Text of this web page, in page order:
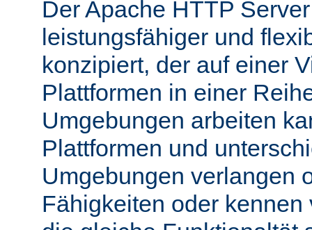
Der Apache HTTP
leistungsfähiger und
konzipiert, der auf einer
Plattformen in einer
Umgebungen arbeiten
Plattformen und
Umgebungen verlangen
Fähigkeiten oder